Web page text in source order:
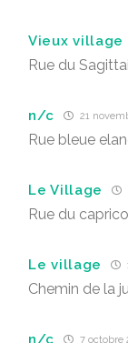
Vieux village
Rue du
n/c 21
Rue bleue
Le Village
Rue du
Le village
Chemin de la
n/c 7 octobre